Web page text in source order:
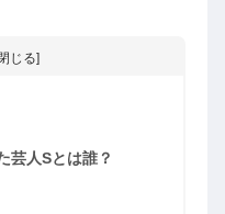
芸人Sとは誰？